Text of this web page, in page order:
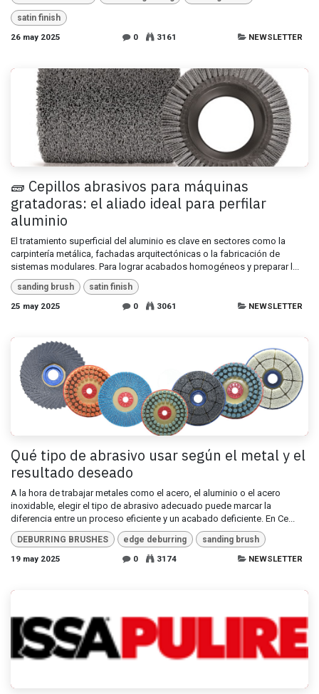
satin finish
26 may 2025
0 3161 NEWSLETTER
🧱 Cepillos abrasivos para máquinas
gratadoras: el aliado ideal para perfilar
aluminio
El tratamiento superficial del aluminio es clave en sectores como la
carpintería metálica, fachadas arquitectónicas o la fabricación de
sistemas modulares. Para lograr acabados homogéneos y preparar l...
sanding brush
satin finish
25 may 2025
0 3061 NEWSLETTER
Qué tipo de abrasivo usar según el metal y el
resultado deseado
A la hora de trabajar metales como el acero, el aluminio o el acero
inoxidable, elegir el tipo de abrasivo adecuado puede marcar la
diferencia entre un proceso eficiente y un acabado deficiente. En Ce...
DEBURRING BRUSHES edge deburring
sanding brush
19 may 2025
0 3174 NEWSLETTER